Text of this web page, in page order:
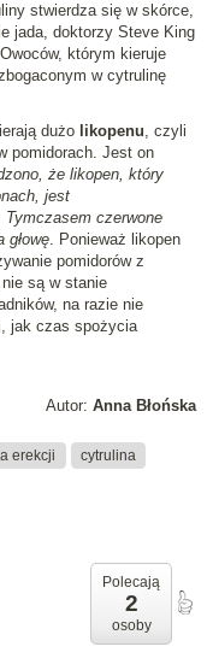
stwierdza się w skórce,
jada, doktorzy Steve King
którym kieruje
w cytrulinę
dużo likopenu, czyli
pomidorach. Jest on
że likopen, który
jest
Tymczasem czerwone
głowę. Ponieważ likopen
pomidorów z
są w stanie
na razie nie
jak czas spożycia
Autor: Anna Błońska
erekcji cytrulina
Polecają
2
osoby